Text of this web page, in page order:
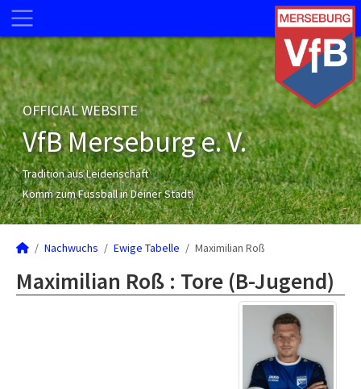
OFFICIAL WEBSITE
VfB Merseburg e. V.
Tradition aus Leidenschaft
Komm zum Fussball in Deiner Stadt!
Nachwuchs Ewige Tabelle Maximilian Roß
Maximilian Roß : Tore (B-Jugend)